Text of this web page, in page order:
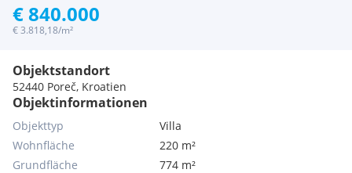
€ 840.000
€ 3.818,18/m²
Objektstandort
52440 Poreč, Kroatien
Objektinformationen
Objekttyp
Villa
Wohnfläche
220 m²
Grundfläche
774 m²